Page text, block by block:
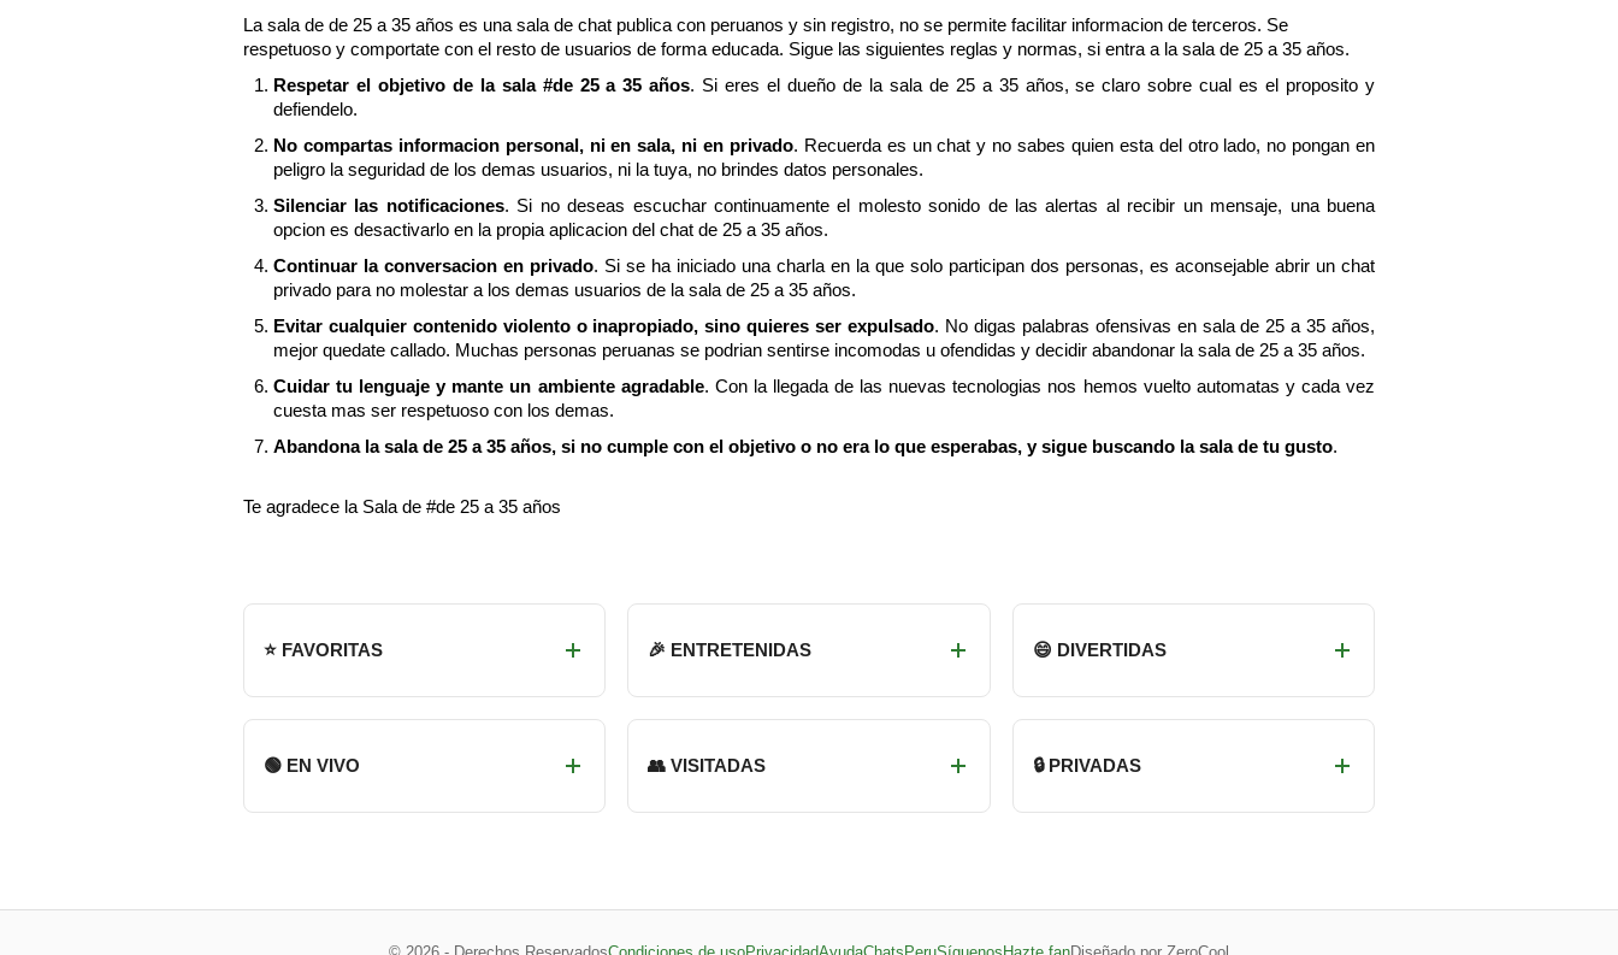
La sala de de 25 a 35 años es una sala de chat publica con peruanos y sin registro, no se permite facilitar informacion de terceros. Se
respetuoso y comportate con el resto de usuarios de forma educada. Sigue las siguientes reglas y normas, si entra a la sala de 25 a 35 años.
Respetar el objetivo de la sala #de 25 a 35 años. Si eres el dueño de la sala de 25 a 35 años, se claro sobre cual es el proposito y
defiendelo.
No compartas informacion personal, ni en sala, ni en privado. Recuerda es un chat y no sabes quien esta del otro lado, no pongan en
peligro la seguridad de los demas usuarios, ni la tuya, no brindes datos personales.
Silenciar las notificaciones. Si no deseas escuchar continuamente el molesto sonido de las alertas al recibir un mensaje, una buena
opcion es desactivarlo en la propia aplicacion del chat de 25 a 35 años.
Continuar la conversacion en privado. Si se ha iniciado una charla en la que solo participan dos personas, es aconsejable abrir un chat
privado para no molestar a los demas usuarios de la sala de 25 a 35 años.
Evitar cualquier contenido violento o inapropiado, sino quieres ser expulsado. No digas palabras ofensivas en sala de 25 a 35 años,
mejor quedate callado. Muchas personas peruanas se podrian sentirse incomodas u ofendidas y decidir abandonar la sala de 25 a 35 años.
Cuidar tu lenguaje y mante un ambiente agradable. Con la llegada de las nuevas tecnologias nos hemos vuelto automatas y cada vez
cuesta mas ser respetuoso con los demas.
Abandona la sala de 25 a 35 años, si no cumple con el objetivo o no era lo que esperabas, y sigue buscando la sala de tu gusto.
Te agradece la Sala de #de 25 a 35 años
⭐ FAVORITAS 🎉 ENTRETENIDAS 😄 DIVERTIDAS
🟢 EN VIVO 👥 VISITADAS 🔒 PRIVADAS